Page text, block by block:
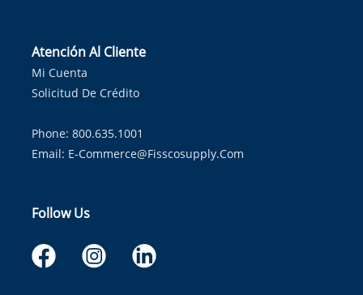
Atención Al Cliente
Mi Cuenta
Solicitud De Crédito
Phone: 800.635.1001
Email: E-Commerce@fisscosupply.com
Follow Us